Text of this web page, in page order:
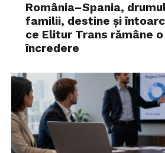
România–Spania,
familii, destine și
ce Elitur Trans rămâne
încredere